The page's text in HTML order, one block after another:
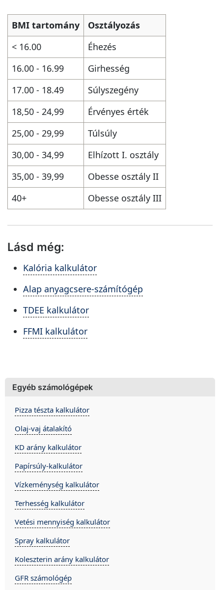
BMI tartomány
Osztályozás
< 16.00
Éhezés
16.00 - 16.99
Girhesség
17.00 - 18.49
Súlyszegény
18,50 - 24,99
Érvényes érték
25,00 - 29,99
Túlsúly
30,00 - 34,99
Elhízott I. osztály
35,00 - 39,99
Obesse osztály II
40+
Obesse osztály III
Lásd még:
Kalória kalkulátor
Alap anyagcsere-számítógép
TDEE kalkulátor
FFMI kalkulátor
Egyéb számológépek
Pizza tészta kalkulátor
Olaj-vaj átalakító
KD arány kalkulátor
Papírsúly-kalkulátor
Vízkeménység kalkulátor
Terhesség kalkulátor
Vetési mennyiség kalkulátor
Spray kalkulátor
Koleszterin arány kalkulátor
GFR számológép